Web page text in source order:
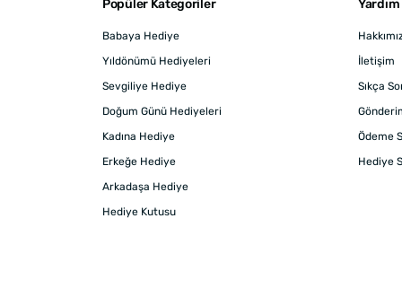
Popüler Kategoriler
Babaya Hediye
Yıldönümü Hediyeleri
Sevgiliye Hediye
Doğum Günü Hediyeleri
Kadına Hediye
Erkeğe Hediye
Arkadaşa Hediye
Hediye Kutusu
İletişim
Sıkça
Ödeme
Hediye